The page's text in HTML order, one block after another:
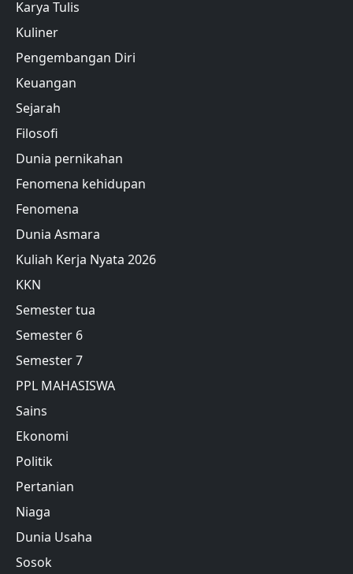
Karya Tulis
Kuliner
Pengembangan Diri
Keuangan
Sejarah
Filosofi
Dunia pernikahan
Fenomena kehidupan
Fenomena
Dunia Asmara
Kuliah Kerja Nyata 2026
KKN
Semester tua
Semester 6
Semester 7
PPL MAHASISWA
Sains
Ekonomi
Politik
Pertanian
Niaga
Dunia Usaha
Sosok